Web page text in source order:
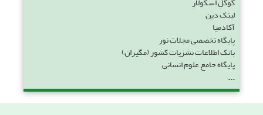
لینک دین
آکادمیا
پایگاه تخصصی مجلات نور
بانک اطلاعات نشریات کشور (مگیران)
پایگاه جامع علوم انسانی
...